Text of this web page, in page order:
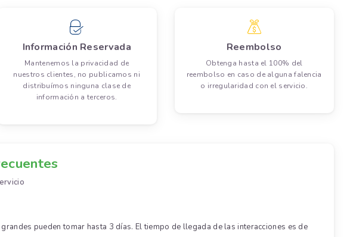
Información Reservada
Mantenemos la privacidad de
nuestros clientes, no publicamos ni
distribuímos ninguna clase de
información a terceros.
Reembolso
Obtenga hasta el 100% del
reembolso en caso de alguna falencia
o irregularidad con el servicio.
pueden tomar hasta 3 días. El tiempo de llegada de las interacciones es de